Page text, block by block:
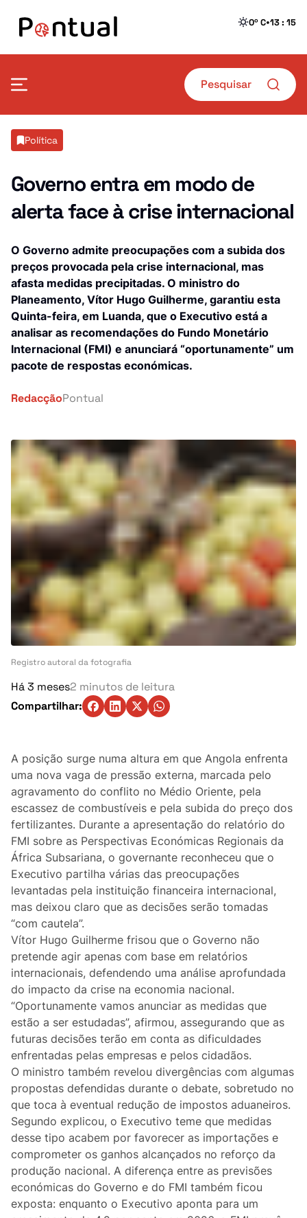
0º C•13 : 15
Mais Pontual
Transportes
Educação
Investigação
Tragédia
Banca e Seguros
Negócios
Cultura
Construção
Turismo
Denúncia
Eventos
Indústria
Auto
Agricultura
Vozes Pontuais
Lifestyle
Casa
Fama
Figuras
Orgulho ou Vergonha?
Vox Populi
Reportagem
Ensino Superior
Redes Sociais
Sociedade
Desporto
Saúde
África
Mundo
País
Política
Governo entra em modo de
alerta face à crise internacional
O Governo admite preocupações com a subida dos
preços provocada pela crise internacional, mas
afasta medidas precipitadas. O ministro do
Planeamento, Vítor Hugo Guilherme, garantiu esta
Quinta-feira, em Luanda, que o Executivo está a
analisar as recomendações do Fundo Monetário
Internacional (FMI) e anunciará “oportunamente” um
pacote de respostas económicas.
RedacçãoPontual
Registro autoral da fotografia
Há 3 meses2 minutos de leitura
Compartilhar:
A posição surge numa altura em que Angola enfrenta
uma nova vaga de pressão externa, marcada pelo
agravamento do conflito no Médio Oriente, pela
escassez de combustíveis e pela subida do preço dos
fertilizantes. Durante a apresentação do relatório do
FMI sobre as Perspectivas Económicas Regionais da
África Subsariana, o governante reconheceu que o
Executivo partilha várias das preocupações
levantadas pela instituição financeira internacional,
mas deixou claro que as decisões serão tomadas
“com cautela”.
Vítor Hugo Guilherme frisou que o Governo não
pretende agir apenas com base em relatórios
internacionais, defendendo uma análise aprofundada
do impacto da crise na economia nacional.
“Oportunamente vamos anunciar as medidas que
estão a ser estudadas”, afirmou, assegurando que as
futuras decisões terão em conta as dificuldades
enfrentadas pelas empresas e pelos cidadãos.
O ministro também revelou divergências com algumas
propostas defendidas durante o debate, sobretudo no
que toca à eventual redução de impostos aduaneiros.
Segundo explicou, o Executivo teme que medidas
desse tipo acabem por favorecer as importações e
comprometer os ganhos alcançados no reforço da
produção nacional. A diferença entre as previsões
económicas do Governo e do FMI também ficou
exposta: enquanto o Executivo aponta para um